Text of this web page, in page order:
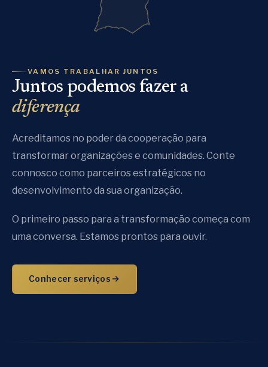
VAMOS TRABALHAR JUNTOS
Juntos podemos fazer a
diferença
Acreditamos no poder da cooperação para
transformar organizações e comunidades. Conte
connosco como parceiros estratégicos no
desenvolvimento da sua organização.
O primeiro passo para a transformação começa com
uma conversa. Estamos prontos para ouvir.
Conhecer serviços